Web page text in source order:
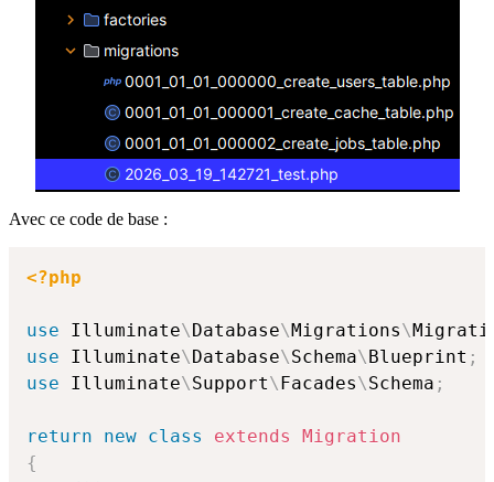
Avec ce code de base :
<?php
use Illuminate\ Database\ Migrations\
use
Illuminate\ Database\Schema\ Blueprint ;
use
Illuminate\Support\ Facades\Schema ;
return new class extends
Migration
{